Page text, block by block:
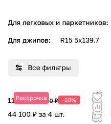
Для легковых и паркетников:
Для джипов: R15 5х139.7
Все фильтры
Рассрочка
11 025 ₽12 250 ₽ -10%
44 100 ₽ за 4 шт.